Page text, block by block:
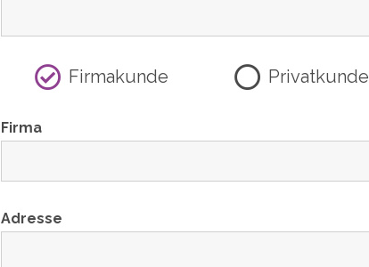
Firmakunde Privatkunde
Firma
Adresse